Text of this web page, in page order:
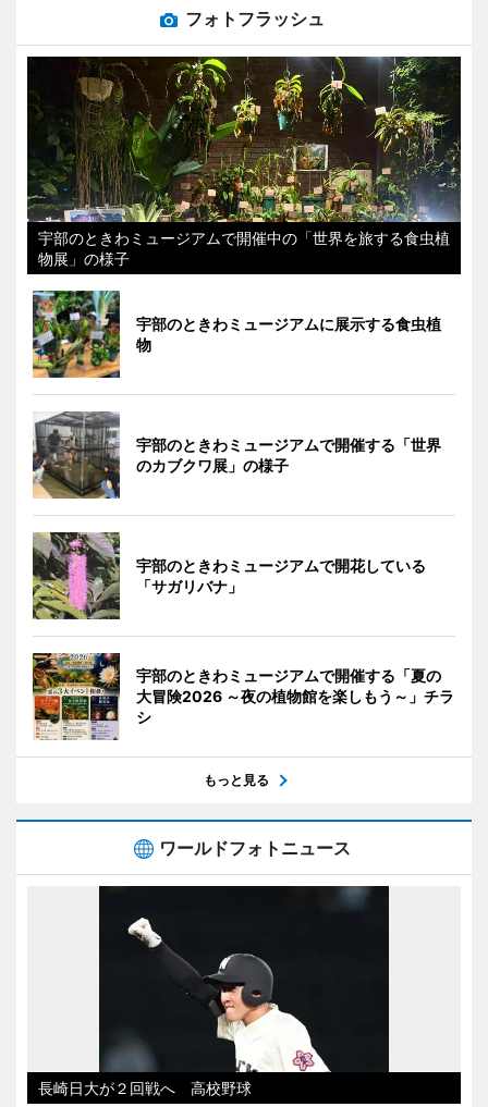
フォトフラッシュ
宇部のときわミュージアムで開催中の「世界を旅する食虫植
物展」の様子
宇部のときわミュージアムに展示する食虫植
物
宇部のときわミュージアムで開催する「世界
のカブクワ展」の様子
宇部のときわミュージアムで開花している
「サガリバナ」
宇部のときわミュージアムで開催する「夏の
大冒険2026 ～夜の植物館を楽しもう～」チラ
シ
もっと見る
ワールドフォトニュース
長崎日大が２回戦へ 高校野球